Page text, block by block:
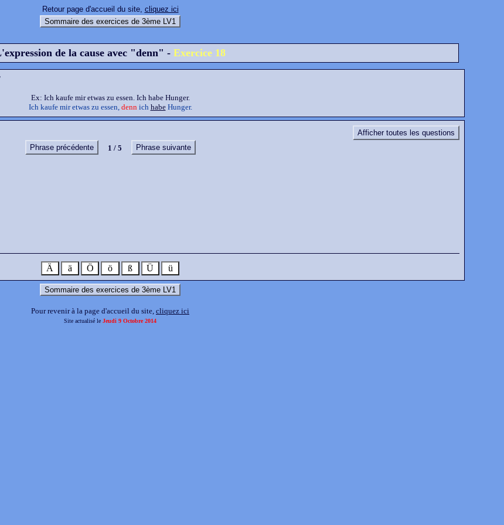
Retour page d'accueil du site, cliquez ici
Sommaire des exercices de 3ème LV1
de la cause avec "denn" - Exercice 18
Ex: Ich kaufe mir etwas zu essen. Ich habe Hunger.
Ich kaufe mir etwas zu essen, denn ich habeHunger.
Afficher toutes les questions
Phrase précédente
1 / 5 Phrase suivante
Ä ä Ö ö ß Ü ü
Sommaire des exercices de 3ème LV1
Pour revenir à la page d'accueil du site, cliquez ici
Site actualisé le Jeudi 9 Octobre 2014